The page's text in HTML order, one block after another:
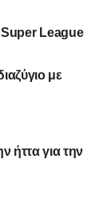
League
με
ήττα για την